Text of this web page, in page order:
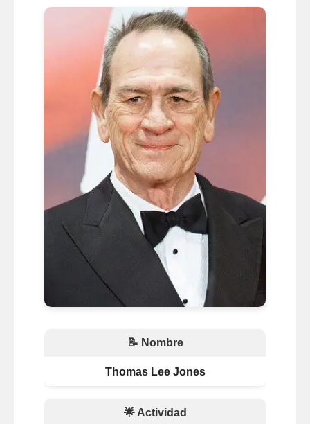
📝 Nombre
Thomas Lee Jones
🌟 Actividad